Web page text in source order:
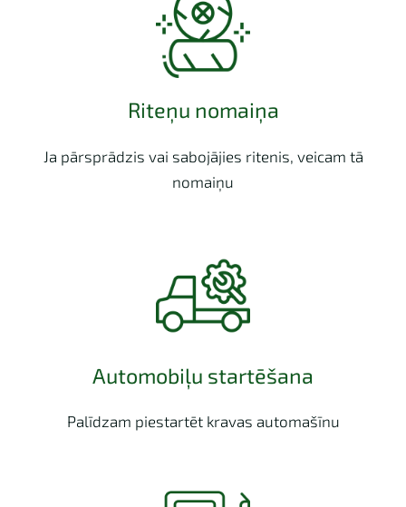
Riteņu nomaiņa
Ja pārsprādzis vai sabojājies ritenis, veicam tā
nomaiņu
Automobiļu startēšana
Palīdzam piestartēt kravas automašīnu